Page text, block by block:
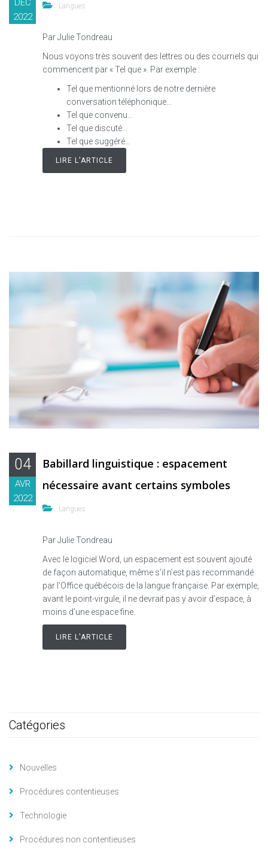
DÉC
2022
Langues
Par Julie Tondreau
Nous voyons très souvent des lettres ou des courriels qui
commencent par « Tel que ». Par exemple :
Tel que mentionné lors de notre dernière
conversation téléphonique…
Tel que convenu…
Tel que discuté…
Tel que suggéré…
LIRE L'ARTICLE
04
AVR
2022
Babillard linguistique : espacement
nécessaire avant certains symboles
Langues
Par Julie Tondreau
Avec le logiciel Word, un espacement est souvent ajouté
de façon automatique, même s’il n’est pas recommandé
par l’Office québécois de la langue française. Par exemple,
avant le point-virgule, il ne devrait pas y avoir d’espace, à
moins d’une espace fine.
LIRE L'ARTICLE
Catégories
Nouvelles
Procédures contentieuses
Technologie
Procédures non contentieuses